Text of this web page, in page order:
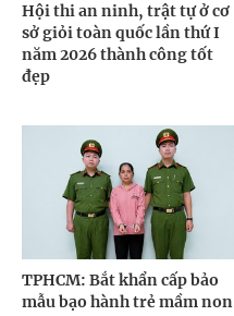
Hội thi an ninh, trật tự ở cơ
sở giỏi toàn quốc lần thứ I
năm 2026 thành công tốt
đẹp
TPHCM: Bắt khẩn cấp bảo
mẫu bạo hành trẻ mầm non